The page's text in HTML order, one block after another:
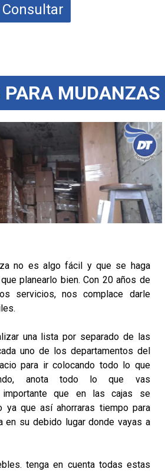
Consultar
PARA MUDANZAS
no es algo fácil y que se haga
planearlo bien. Con 20 años de
servicios, nos complace darle
una lista por separado de las
uno de los departamentos del
para ir colocando todo lo que
anota todo lo que vas
importante que en las cajas se
ya que así ahorraras tiempo para
en su debido lugar donde vayas a
tenga en cuenta todas estas